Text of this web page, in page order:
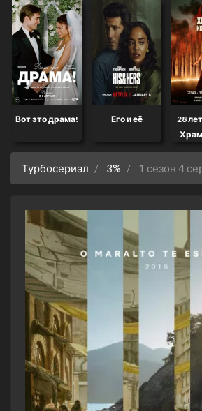
Вот это драма! Его и её
28
Храм
Турбосериал 3% 1 сезон 4